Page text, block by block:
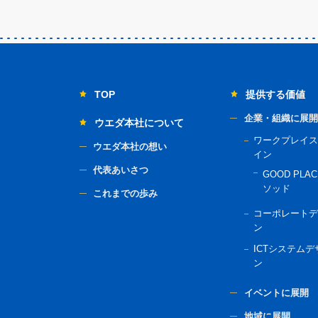
TOP
ウエダ本社について
ウエダ本社の想い
代表あいさつ
これまでの歩み
提供する価値
企業・組織に展開
ワークプレイ
イン
GOOD
ソッド
コーポレート
ン
ICTシステムデ
ン
イベントに展開